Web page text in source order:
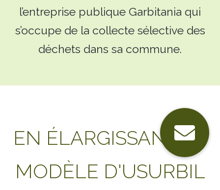
l’entreprise publique Garbitania qui
s’occupe de la collecte sélective des
déchets dans sa commune.
EN ÉLARGISSANT LE
MODÈLE D'USURBIL